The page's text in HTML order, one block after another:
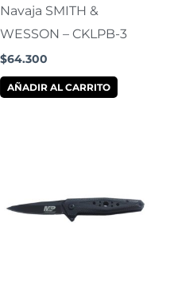
Navaja SMITH &
WESSON – CKLPB-3
$64.300
AÑADIR AL CARRITO